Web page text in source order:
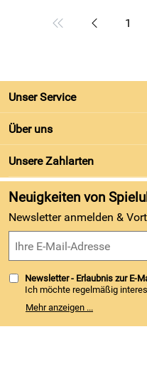
1
Unser Service
Kontakt
Batteriegesetz
Kundeninformationen
Newsletter
Zahlung und Versand
Über uns
Unsere Bestseller
Marken
Neu
Kundenbewertungen (743)
4,8/5 *****
Unsere Zahlarten
Neuigkeiten von
Newsletter anmelden &
Newsletter - Erlaubnis zur E-
Ich möchte regelmäßig
weitergegeben. Zu
Möglichkeit hierzu finden Sie
Mehr anzeigen ...